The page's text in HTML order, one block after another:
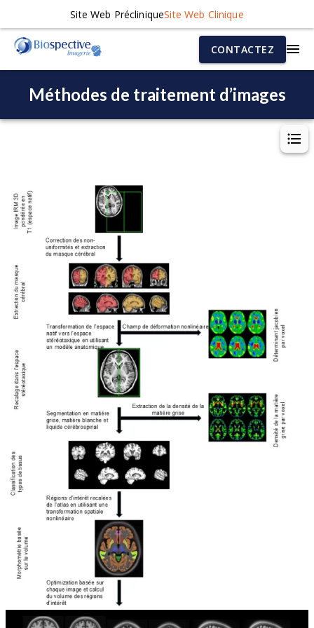
Site Web PrécliniqueSite Web Clinique
CONTACTEZ
Méthodes de traitement d’images